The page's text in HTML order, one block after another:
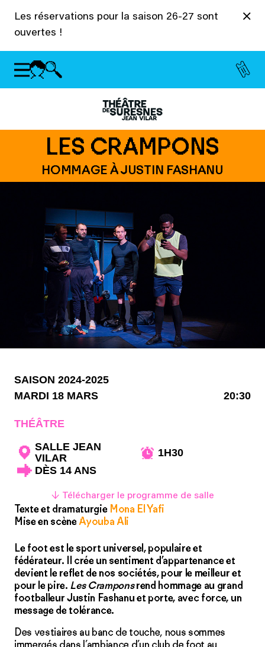
Les réservations pour la saison 26-27 sont
ouvertes !
LES CRAMPONS
HOMMAGE À JUSTIN FASHANU
SAISON 2024-2025
MARDI 18 MARS
20:30
THÉÂTRE
SALLE JEAN
VILAR
1H30
DÈS 14 ANS
↓ Télécharger le programme de salle
Texte et dramaturgie Mona El Yafi
Mise en scène Ayouba Ali
Le foot est le sport universel, populaire et
fédérateur. Il crée un sentiment d’appartenance et
devient le reflet de nos sociétés, pour le meilleur et
pour le pire. Les Cramponsrend hommage au grand
footballeur Justin Fashanu et porte, avec force, un
message de tolérance.
Des vestiaires au banc de touche, nous sommes